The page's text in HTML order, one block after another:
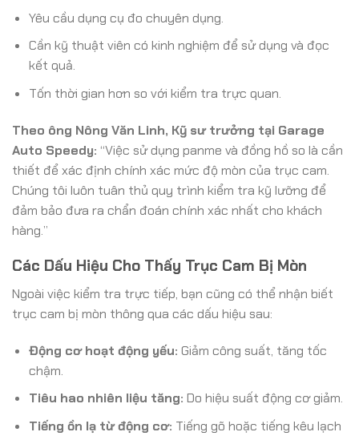
Yêu cầu dụng cụ đo chuyên dụng.
Cần kỹ thuật viên có kinh nghiệm để sử dụng và đọc
kết quả.
Tốn thời gian hơn so với kiểm tra trực quan.
Theo ông Nông Văn Linh, Kỹ sư trưởng tại Garage
Auto Speedy: “Việc sử dụng panme và đồng hồ so là cần
thiết để xác định chính xác mức độ mòn của trục cam.
Chúng tôi luôn tuân thủ quy trình kiểm tra kỹ lưỡng để
đảm bảo đưa ra chẩn đoán chính xác nhất cho khách
hàng.”
Các Dấu Hiệu Cho Thấy Trục Cam Bị Mòn
Ngoài việc kiểm tra trực tiếp, bạn cũng có thể nhận biết
trục cam bị mòn thông qua các dấu hiệu sau:
Động cơ hoạt động yếu: Giảm công suất, tăng tốc
chậm.
Tiêu hao nhiên liệu tăng: Do hiệu suất động cơ giảm.
Tiếng ồn lạ từ động cơ: Tiếng gõ hoặc tiếng kêu lạch